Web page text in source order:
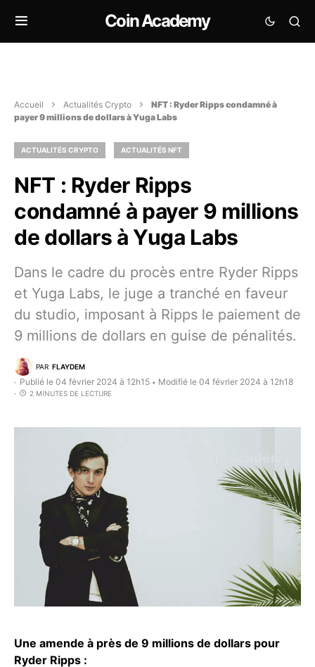
Coin Academy
Accueil Actualités Crypto
NFT : Ryder Ripps condamné à
payer 9 millions de dollars à Yuga Labs
ACTUALITÉS CRYPTO ACTUALITÉS NFT
NFT : Ryder Ripps
condamné à payer 9 millions
de dollars à Yuga Labs
Dans le cadre du procès entre Ryder Ripps
et Yuga Labs, le juge a tranché en faveur
du studio, imposant à Ripps le paiement de
9 millions de dollars en guise de pénalités.
PAR FLAYDEM
Publié le 04 février 2024 à 12h15 • Modifié le 04 février 2024 à 12h18
2 MINUTES DE LECTURE
Une amende à près de 9 millions de dollars pour
Ryder Ripps :